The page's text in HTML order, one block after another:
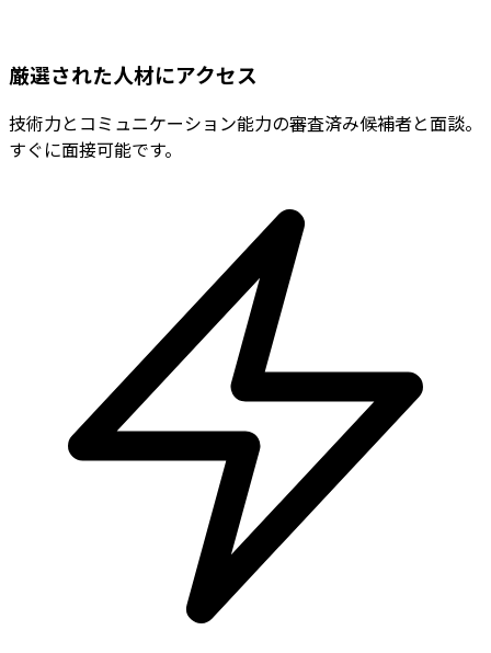
厳選された人材にアクセス
技術力とコミュニケーション能力の審査済み候補者と面談。
すぐに面接可能です。